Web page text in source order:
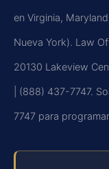
en Virginia,
Nueva York). Law
20130 Lakeview
| (888) 437-7747.
7747 para